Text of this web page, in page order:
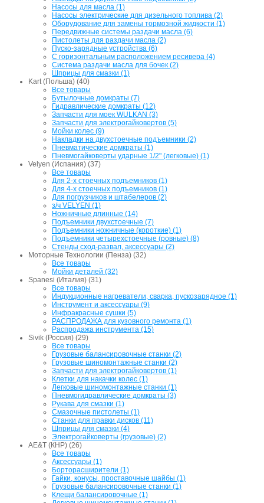
Насосы для масла (1)
Насосы электрические для дизельного топлива (2)
Оборудование для замены тормозной жидкости (1)
Передвижные системы раздачи масла (6)
Пистолеты для раздачи масла (2)
Пуско-зарядные устройства (6)
С горизонтальным расположением ресивера (4)
Система раздачи масла для бочек (2)
Шприцы для смазки (1)
Kart (Польша) (40)
Все товары
Бутылочные домкраты (7)
Гидравлические домкраты (12)
Запчасти для моек WULKAN (3)
Запчасти для электрогайковертов (5)
Мойки колес (9)
Накладки на двухстоечные подъемники (2)
Пневматические домкраты (1)
Пневмогайковерты ударные 1/2" (легковые) (1)
Velyen (Испания) (37)
Все товары
Для 2-х стоечных подъемников (1)
Для 4-х стоечных подъемников (1)
Для погрузчиков и штабелеров (2)
з/ч VELYEN (1)
Ножничные длинные (14)
Подъемники двухстоечные (7)
Подъемники ножничные (короткие) (1)
Подъемники четырехстоечные (ровные) (8)
Стенды сход-развал, аксессуары (2)
Моторные Технологии (Пенза) (32)
Все товары
Мойки деталей (32)
Spanesi (Италия) (31)
Все товары
Индукционные нагреватели, сварка, пускозарядное (1)
Инструмент и аксессуары (9)
Инфракрасные сушки (5)
РАСПРОДАЖА для кузовного ремонта (1)
Распродажа инструмента (15)
Sivik (Россия) (29)
Все товары
Грузовые балансировочные станки (2)
Грузовые шиномонтажные станки (2)
Запчасти для электрогайковертов (1)
Клетки для накачки колес (1)
Легковые шиномонтажные станки (1)
Пневмогидравлические домкраты (3)
Рукава для смазки (1)
Смазочные пистолеты (1)
Станки для правки дисков (11)
Шприцы для смазки (4)
Электрогайковерты (грузовые) (2)
AE&T (КНР) (26)
Все товары
Аксессуары (1)
Борторасширители (1)
Гайки, конусы, проставочные шайбы (1)
Грузовые балансировочные станки (1)
Клещи балансировочные (1)